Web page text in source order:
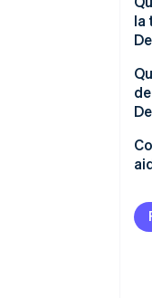
la